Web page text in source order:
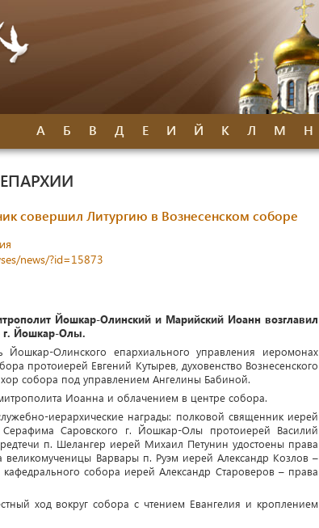
А Б В Д Е И Й К Л М Н
совершил Литургию в Вознесенском соборе
news/?id=15873
Йошкар-Олинский и Марийский Иоанн возглавил
г. Йошкар-Олы.
Йошкар-Олинского епархиального управления иеромонах
протоиерей Евгений Кутырев, духовенство Вознесенского
собора под управлением Ангелины Бабиной.
Иоанна и облачением в центре собора.
иерархические награды: полковой священник иерей
Саровского г. Йошкар-Олы протоиерей Василий
п. Шелангер иерей Михаил Петунин удостоены права
великомученицы Варвары п. Руэм иерей Александр Козлов –
собора иерей Александр Староверов – права
ход вокруг собора с чтением Евангелия и кроплением